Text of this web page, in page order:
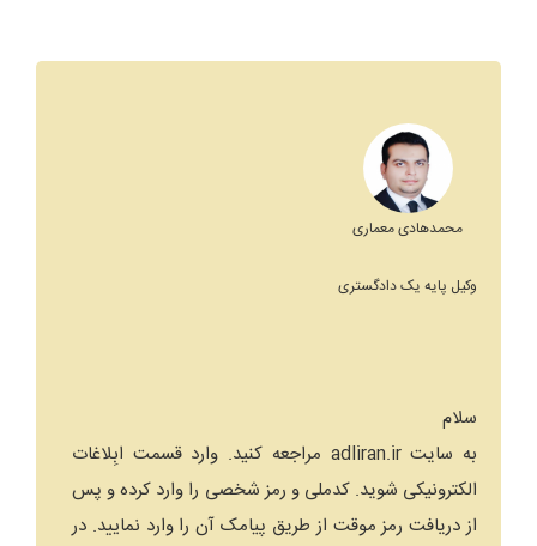
محمدهادی معماری
وکیل پایه یک دادگستری
سلام
به سایت adliran.ir مراجعه کنید. وارد قسمت ابِلاغات
الکترونیکی شوید. کدملی و رمز شخصی را وارد کرده و پس
از دریافت رمز موقت از طریق پیامک آن را وارد نمایید. در